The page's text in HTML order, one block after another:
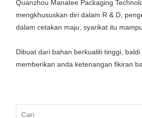
Quanzhou Manatee Packaging
mengkhususkan diri dalam R & D,
dalam cetakan maju, syarikat itu
Dibuat dari bahan berkualiti tinggi,
memberikan anda ketenangan fikiran